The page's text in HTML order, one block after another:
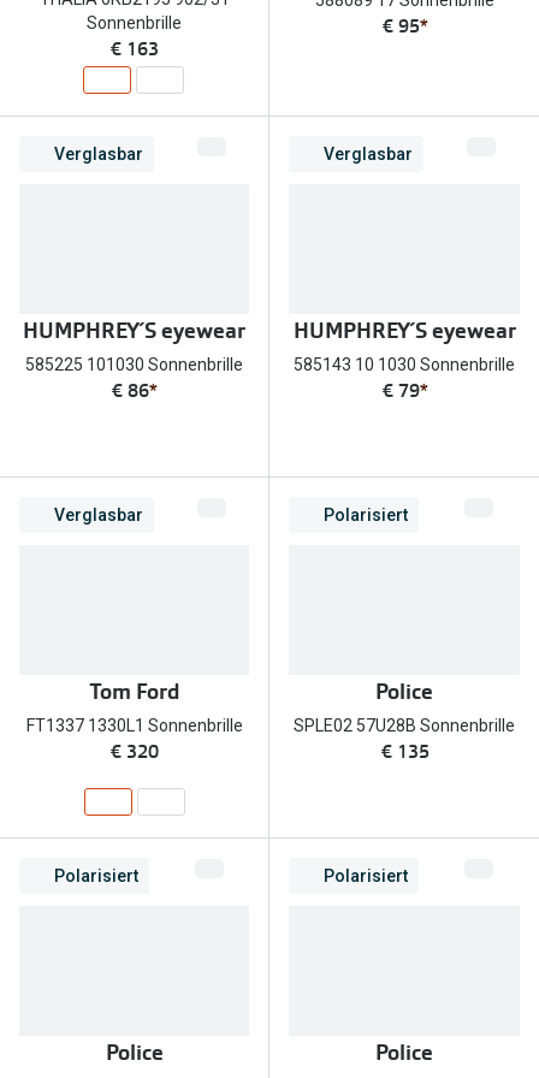
Sonnenbrille
€ 163
€ 95*
Verglasbar
HUMPHREY´S eyewear
585225 101030 Sonnenbrille
€ 86*
Verglasbar
HUMPHREY´S eyewear
585143 10 1030 Sonnenbrille
€ 79*
Verglasbar
Tom Ford
FT1337 1330L1 Sonnenbrille
€ 320
Polarisiert
Police
SPLE02 57U28B Sonnenbrille
€ 135
Polarisiert
Police
Polarisiert
Police